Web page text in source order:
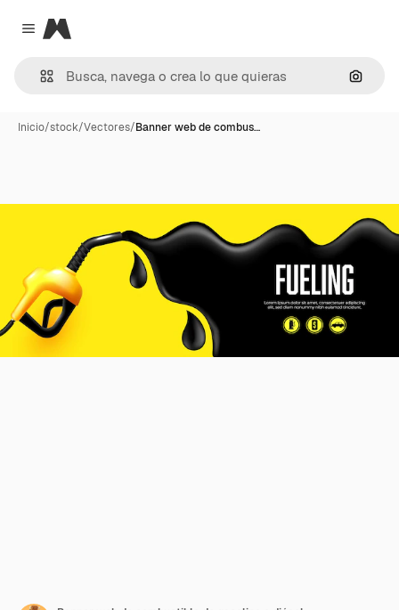
Close menu
Magnific
Inicio/stock/Vectores/Banner web de combus…